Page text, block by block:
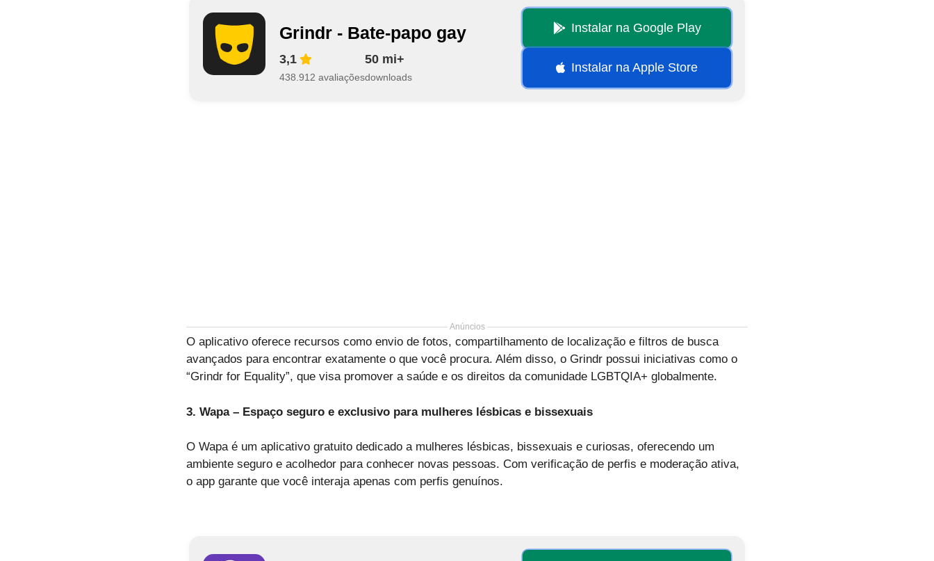
Grindr - Bate-papo gay
3,1
438.912 avaliações
50 mi+
downloads
Instalar na Google Play
Instalar na Apple Store
Anúncios
O aplicativo oferece recursos como envio de fotos, compartilhamento de localização e filtros de busca
avançados para encontrar exatamente o que você procura. Além disso, o Grindr possui iniciativas como o
“Grindr for Equality”, que visa promover a saúde e os direitos da comunidade LGBTQIA+ globalmente.
3. Wapa – Espaço seguro e exclusivo para mulheres lésbicas e bissexuais
O Wapa é um aplicativo gratuito dedicado a mulheres lésbicas, bissexuais e curiosas, oferecendo um
ambiente seguro e acolhedor para conhecer novas pessoas. Com verificação de perfis e moderação ativa,
o app garante que você interaja apenas com perfis genuínos.